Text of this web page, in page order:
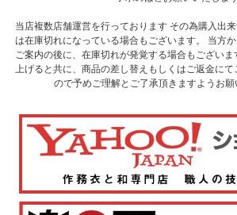
当店複数店舗運営を行っております その為購入出
は在庫切れになっている場合もございます。 当方
ご案内の後に、在庫切れが発覚する場合もございま
上げると共に、商品の差し替えもしくはご返金に
ので予めご理解とご了承頂きますようお